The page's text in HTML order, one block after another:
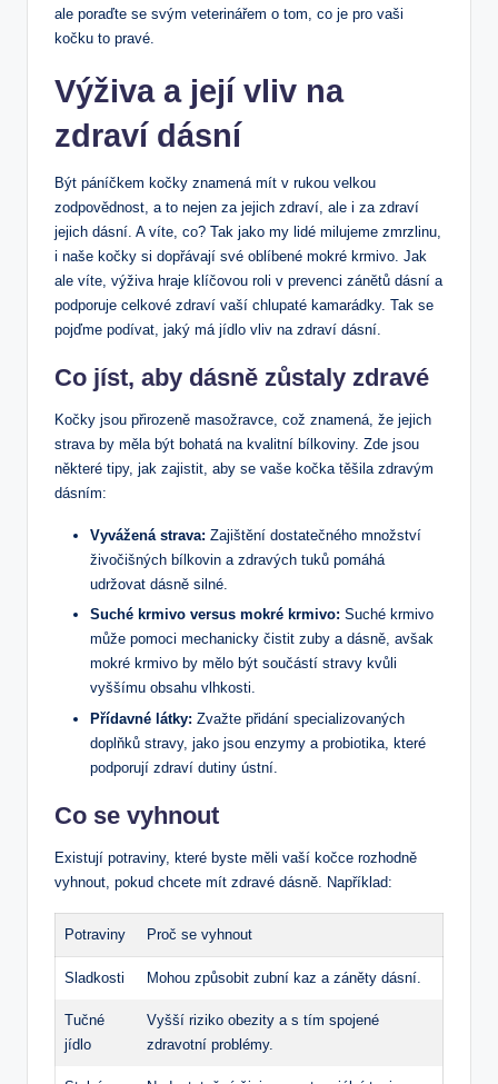
ale poraďte se svým veterinářem o tom, co je pro vaši
kočku to pravé.
Výživa a její vliv na
zdraví dásní
Být páníčkem kočky znamená mít v rukou velkou
zodpovědnost, a to nejen za jejich zdraví, ale i za zdraví
jejich dásní. A víte, co? Tak jako my lidé milujeme zmrzlinu,
i naše kočky si dopřávají své oblíbené mokré krmivo. Jak
ale víte, výživa hraje klíčovou roli v prevenci zánětů dásní a
podporuje celkové zdraví vaší chlupaté kamarádky. Tak se
pojďme podívat, jaký má jídlo vliv na zdraví dásní.
Co jíst, aby dásně zůstaly zdravé
Kočky jsou přirozeně masožravce, což znamená, že jejich
strava by měla být bohatá na kvalitní bílkoviny. Zde jsou
některé tipy, jak zajistit, aby se vaše kočka těšila zdravým
dásním:
Vyvážená strava: Zajištění dostatečného množství
živočišných bílkovin a zdravých tuků pomáhá
udržovat dásně silné.
Suché krmivo versus mokré krmivo: Suché krmivo
může pomoci mechanicky čistit zuby a dásně, avšak
mokré krmivo by mělo být součástí stravy kvůli
vyššímu obsahu vlhkosti.
Přídavné látky: Zvažte přidání specializovaných
doplňků stravy, jako jsou enzymy a probiotika, které
podporují zdraví dutiny ústní.
Co se vyhnout
Existují potraviny, které byste měli vaší kočce rozhodně
vyhnout, pokud chcete mít zdravé dásně. Například:
Potraviny Proč se vyhnout
Sladkosti Mohou způsobit zubní kaz a záněty dásní.
Tučné
jídlo
Vyšší riziko obezity a s tím spojené
zdravotní problémy.